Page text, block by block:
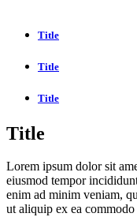
Title
Title
Title
Title
Lorem ipsum dolor sit
eiusmod tempor
enim ad minim veniam,
ut aliquip ex ea commodo